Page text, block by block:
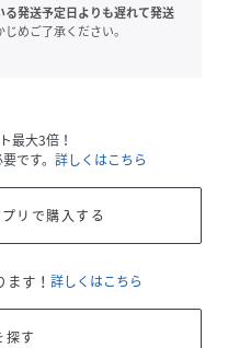
発送予定日よりも遅れて発送
めご了承ください。
最大3倍！
です。 詳しくはこちら
リで購入する
す！ 詳しくはこちら
探す